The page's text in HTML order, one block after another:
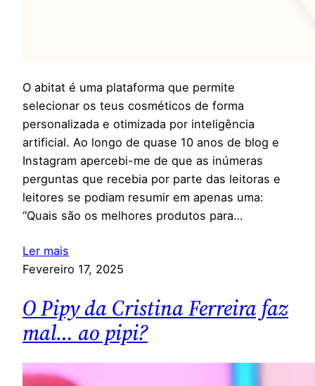
O abitat é uma plataforma que permite
selecionar os teus cosméticos de forma
personalizada e otimizada por inteligência
artificial. Ao longo de quase 10 anos de blog e
Instagram apercebi-me de que as inúmeras
perguntas que recebia por parte das leitoras e
leitores se podiam resumir em apenas uma:
“Quais são os melhores produtos para…
Ler mais
Fevereiro 17, 2025
O Pipy da Cristina Ferreira faz
mal… ao pipi?